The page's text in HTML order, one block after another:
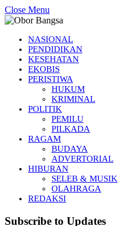
Close Menu
NASIONAL
PENDIDIKAN
KESEHATAN
EKOBIS
PERISTIWA
HUKUM
KRIMINAL
POLITIK
PEMILU
PILKADA
RAGAM
BUDAYA
ADVERTORIAL
HIBURAN
SELEB & MUSIK
OLAHRAGA
REDAKSI
Subscribe to Updates